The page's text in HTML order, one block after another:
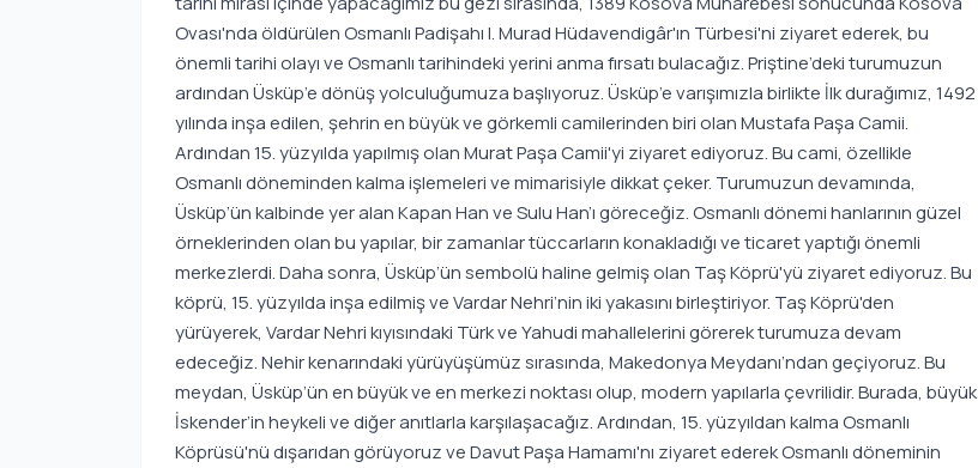
Ovası'nda öldürülen Osmanlı Padişahı I. Murad Hüdavendigâr'ın Türbesi'ni ziyaret ederek, bu
önemli tarihi olayı ve Osmanlı tarihindeki yerini anma fırsatı bulacağız. Priştine’deki turumuzun
ardından Üsküp’e dönüş yolculuğumuza başlıyoruz. Üsküp’e varışımızla birlikte İlk durağımız, 1492
yılında inşa edilen, şehrin en büyük ve görkemli camilerinden biri olan Mustafa Paşa Camii.
Ardından 15. yüzyılda yapılmış olan Murat Paşa Camii'yi ziyaret ediyoruz. Bu cami, özellikle
Osmanlı döneminden kalma işlemeleri ve mimarisiyle dikkat çeker. Turumuzun devamında,
Üsküp’ün kalbinde yer alan Kapan Han ve Sulu Han’ı göreceğiz. Osmanlı dönemi hanlarının güzel
örneklerinden olan bu yapılar, bir zamanlar tüccarların konakladığı ve ticaret yaptığı önemli
merkezlerdi. Daha sonra, Üsküp’ün sembolü haline gelmiş olan Taş Köprü'yü ziyaret ediyoruz. Bu
köprü, 15. yüzyılda inşa edilmiş ve Vardar Nehri’nin iki yakasını birleştiriyor. Taş Köprü'den
yürüyerek, Vardar Nehri kıyısındaki Türk ve Yahudi mahallelerini görerek turumuza devam
edeceğiz. Nehir kenarındaki yürüyüşümüz sırasında, Makedonya Meydanı’ndan geçiyoruz. Bu
meydan, Üsküp’ün en büyük ve en merkezi noktası olup, modern yapılarla çevrilidir. Burada, büyük
İskender’in heykeli ve diğer anıtlarla karşılaşacağız. Ardından, 15. yüzyıldan kalma Osmanlı
Köprüsü'nü dışarıdan görüyoruz ve Davut Paşa Hamamı'nı ziyaret ederek Osmanlı döneminin